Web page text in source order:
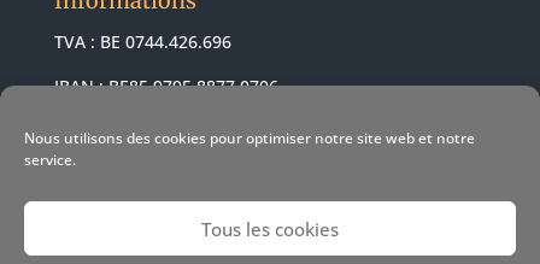
Nous utilisons des cookies pour optimiser notre site web et notre
service.
Tous les cookies
TVA : BE 0744.426.696
IBAN : BE85 9795 8877 0706
BIC : ARSPBE22